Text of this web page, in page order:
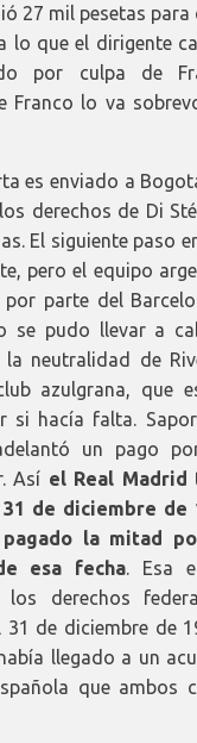
27 mil pesetas para
lo que el dirigente
por culpa de
Franco lo va
es enviado a
derechos de Di
El siguiente paso
pero el equipo
parte del
se pudo llevar a
neutralidad de
azulgrana, que
si hacía falta.
un pago
Así el Real Madrid
de diciembre de
la mitad
esa fecha. Esa
derechos
de diciembre de
llegado a un
que ambos